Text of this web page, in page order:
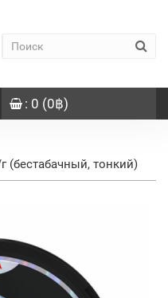
: 0 (0฿)
(бестабачный, тонкий)